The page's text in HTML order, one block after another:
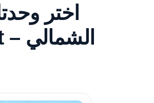
اختر
الشمالي – Hacienda West North Coast